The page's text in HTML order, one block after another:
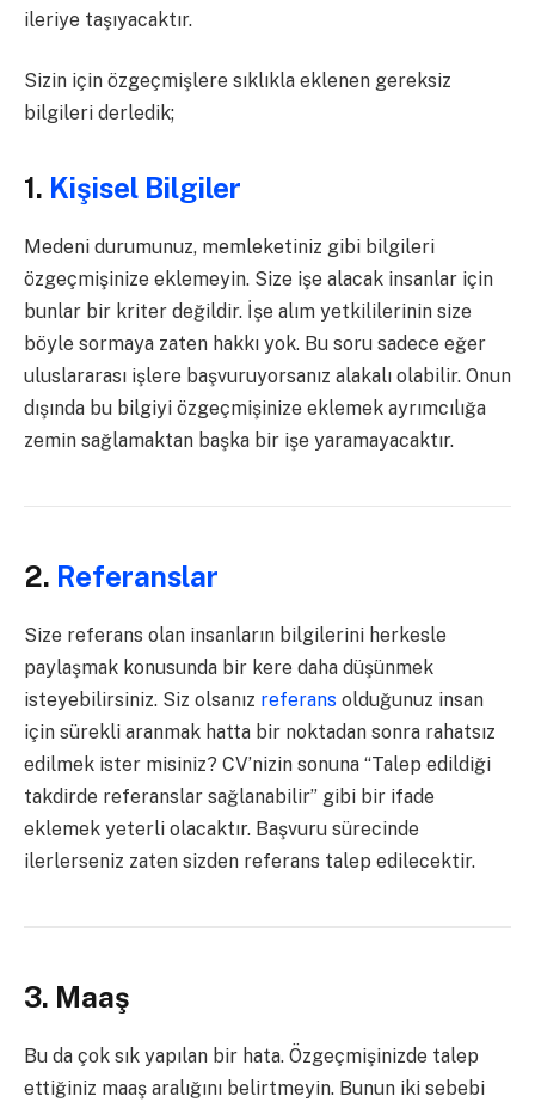
ileriye taşıyacaktır.
Sizin için özgeçmişlere sıklıkla eklenen gereksiz
bilgileri derledik;
1. Kişisel Bilgiler
Medeni durumunuz, memleketiniz gibi bilgileri
özgeçmişinize eklemeyin. Size işe alacak insanlar için
bunlar bir kriter değildir. İşe alım yetkililerinin size
böyle sormaya zaten hakkı yok. Bu soru sadece eğer
uluslararası işlere başvuruyorsanız alakalı olabilir. Onun
dışında bu bilgiyi özgeçmişinize eklemek ayrımcılığa
zemin sağlamaktan başka bir işe yaramayacaktır.
2. Referanslar
Size referans olan insanların bilgilerini herkesle
paylaşmak konusunda bir kere daha düşünmek
isteyebilirsiniz. Siz olsanız referans olduğunuz insan
için sürekli aranmak hatta bir noktadan sonra rahatsız
edilmek ister misiniz? CV’nizin sonuna “Talep edildiği
takdirde referanslar sağlanabilir” gibi bir ifade
eklemek yeterli olacaktır. Başvuru sürecinde
ilerlerseniz zaten sizden referans talep edilecektir.
3. Maaş
Bu da çok sık yapılan bir hata. Özgeçmişinizde talep
ettiğiniz maaş aralığını belirtmeyin. Bunun iki sebebi